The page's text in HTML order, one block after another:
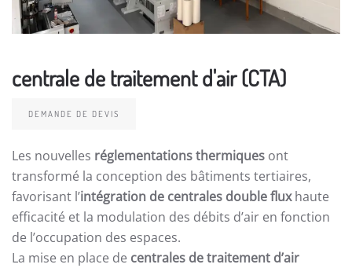
centrale de traitement d'air (CTA)
DEMANDE DE DEVIS
Les nouvelles réglementations thermiques ont
transformé la conception des bâtiments tertiaires,
favorisant l’intégration de centrales double fluxhaute
efficacité et la modulation des débits d’air en fonction
de l’occupation des espaces.
La mise en place de centrales de traitement d’air